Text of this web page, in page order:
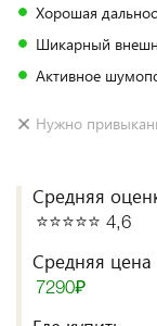
Хорошая
Шикарный
Активное
Нужно
Средняя
⭐️⭐️⭐️⭐️⭐️ 4,6
Средняя цена
7290₽